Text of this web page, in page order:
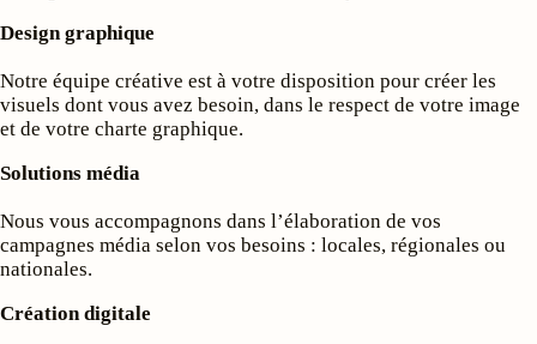
Design graphique
Notre équipe créative est à votre disposition pour créer les
visuels dont vous avez besoin, dans le respect de votre image
et de votre charte graphique.
Solutions média
Nous vous accompagnons dans l’élaboration de vos
campagnes média selon vos besoins : locales, régionales ou
nationales.
Création digitale